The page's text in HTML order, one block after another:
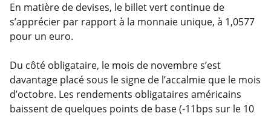
En matière de devises, le billet vert continue de
s’apprécier par rapport à la monnaie unique, à 1,0577
pour un euro.
Du côté obligataire, le mois de novembre s’est
davantage placé sous le signe de l’accalmie que le mois
d’octobre. Les rendements obligataires américains
baissent de quelques points de base (-11bps sur le 10